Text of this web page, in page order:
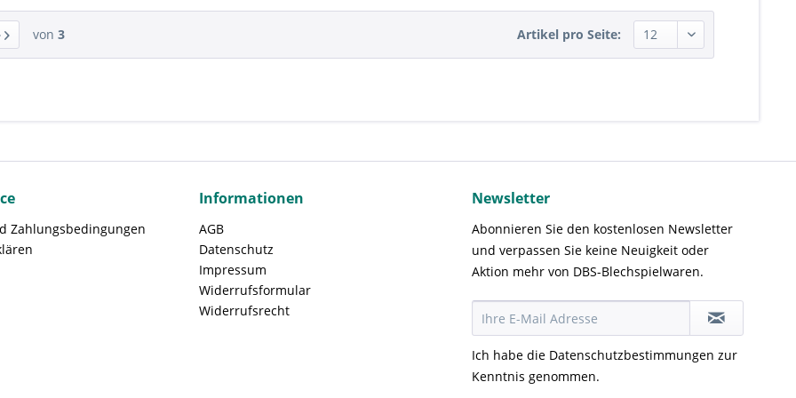
von 3 Artikel pro Seite:
Zahlungsbedingungen
Informationen
AGB
Datenschutz
Impressum
Widerrufsformular
Widerrufsrecht
Newsletter
Abonnieren Sie den kostenlosen Newsletter
und verpassen Sie keine Neuigkeit oder
Aktion mehr von DBS-Blechspielwaren.
Ich habe die Datenschutzbestimmungen zur
Kenntnis genommen.